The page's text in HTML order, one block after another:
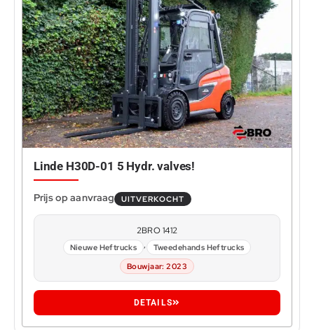
Linde H30D-01 5 Hydr. valves!
UITVERKOCHT
2BRO 1412
Nieuwe Heftrucks ,
Tweedehands Heftrucks
Bouwjaar: 2023
DETAILS